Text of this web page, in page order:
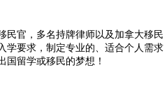
民官，多名持牌律师以及加拿大移民
学要求，制定专业的、适合个人需求
留学或移民的梦想！